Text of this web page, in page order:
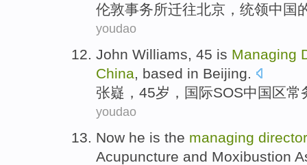
伦敦事务所迁往北京 ， 统领中国
youdao
John Williams, 45 is Managing
China, based in Beijing.
张嶷， 45岁 ， 国际SOS中国区常
youdao
Now he is the managing director
Acupuncture and Moxibustion